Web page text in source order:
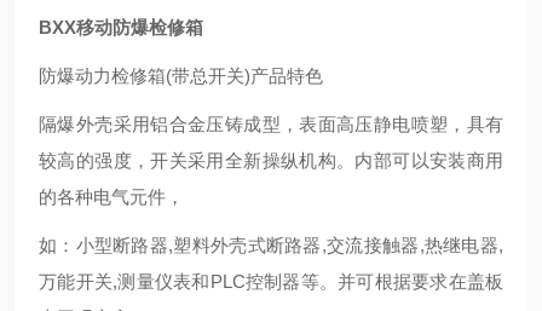
BXX移动防爆检修箱
防爆动力检修箱(带总开关)产品特色
隔爆外壳采用铝合金压铸成型，表面高压静电喷塑，具有
较高的强度，开关采用全新操纵机构。内部可以安装商用
的各种电气元件，
如：小型断路器,塑料外壳式断路器,交流接触器,热继电器,
万能开关,测量仪表和PLC控制器等。并可根据要求在盖板